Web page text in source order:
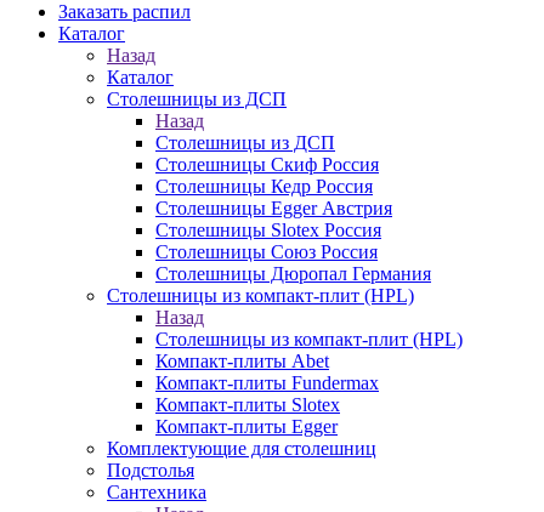
Заказать распил
Каталог
Назад
Каталог
Столешницы из ДСП
Назад
Столешницы из ДСП
Столешницы Скиф Россия
Столешницы Кедр Россия
Столешницы Egger Австрия
Столешницы Slotex Россия
Столешницы Союз Россия
Столешницы Дюропал Германия
Столешницы из компакт-плит (HPL)
Назад
Столешницы из компакт-плит (HPL)
Компакт-плиты Abet
Компакт-плиты Fundermax
Компакт-плиты Slotex
Компакт-плиты Egger
Комплектующие для столешниц
Подстолья
Сантехника